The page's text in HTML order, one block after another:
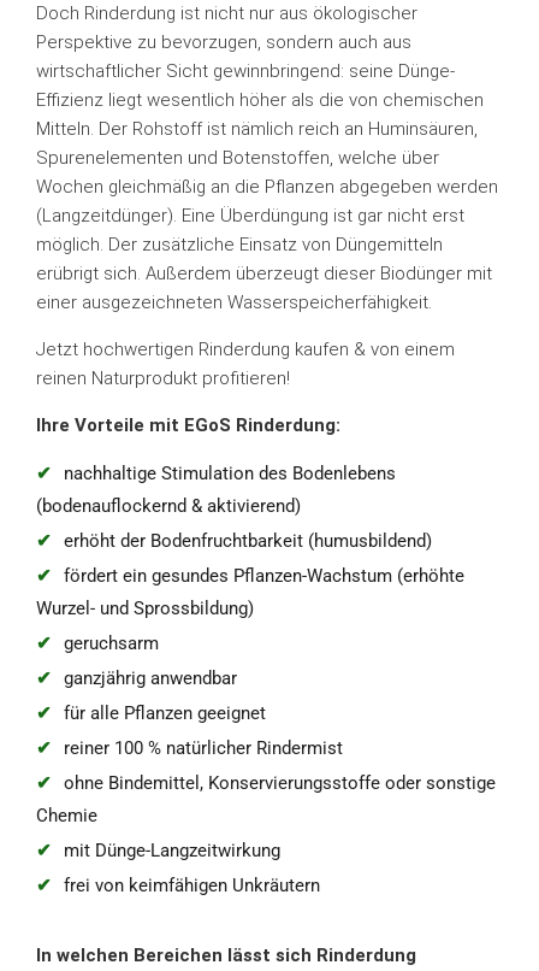
Doch Rinderdung ist nicht nur aus ökologischer
Perspektive zu bevorzugen, sondern auch aus
wirtschaftlicher Sicht gewinnbringend: seine Dünge-
Effizienz liegt wesentlich höher als die von chemischen
Mitteln. Der Rohstoff ist nämlich reich an Huminsäuren,
Spurenelementen und Botenstoffen, welche über
Wochen gleichmäßig an die Pflanzen abgegeben werden
(Langzeitdünger). Eine Überdüngung ist gar nicht erst
möglich. Der zusätzliche Einsatz von Düngemitteln
erübrigt sich. Außerdem überzeugt dieser Biodünger mit
einer ausgezeichneten Wasserspeicherfähigkeit.
Jetzt hochwertigen Rinderdung kaufen & von einem
reinen Naturprodukt profitieren!
Ihre Vorteile mit EGoS Rinderdung:
nachhaltige Stimulation des Bodenlebens
(bodenauflockernd & aktivierend)
erhöht der Bodenfruchtbarkeit (humusbildend)
fördert ein gesundes Pflanzen-Wachstum (erhöhte
Wurzel- und Sprossbildung)
geruchsarm
ganzjährig anwendbar
für alle Pflanzen geeignet
reiner 100 % natürlicher Rindermist
ohne Bindemittel, Konservierungsstoffe oder sonstige
Chemie
mit Dünge-Langzeitwirkung
frei von keimfähigen Unkräutern
In welchen Bereichen lässt sich Rinderdung